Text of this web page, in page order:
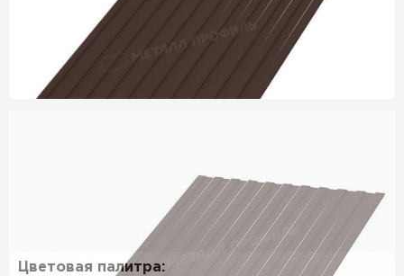
Цветовая палитра: